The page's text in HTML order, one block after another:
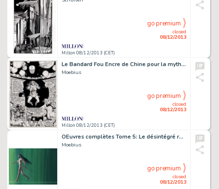
Millon 08/12/2013 (CET)
closed
08/12/2013
go premium
Le Bandard Fou Encre de Chine pour la mythique planche 18, peut-être
Moebius
Millon 08/12/2013 (CET)
closed
08/12/2013
go premium
OEuvres complètes Tome 5: Le désintégré réintégré Gouache et aquarelle
Moebius
closed
08/12/2013
go premium